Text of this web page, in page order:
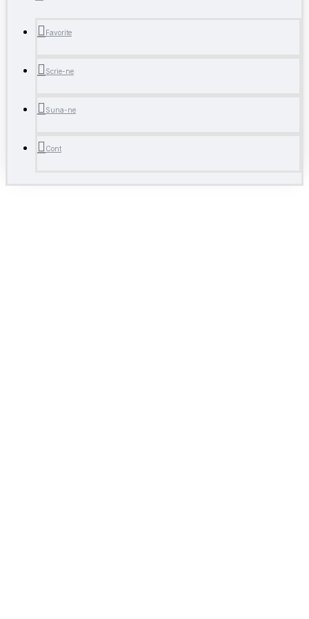
Favorite
Scrie-ne
Suna-ne
Cont